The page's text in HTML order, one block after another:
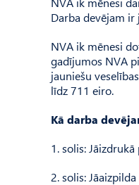
Darba devējam
NVA ik mēnesi
gadījumos NVA
jauniešu
līdz 711 eiro.
Kā darba
1. solis:
2. solis: